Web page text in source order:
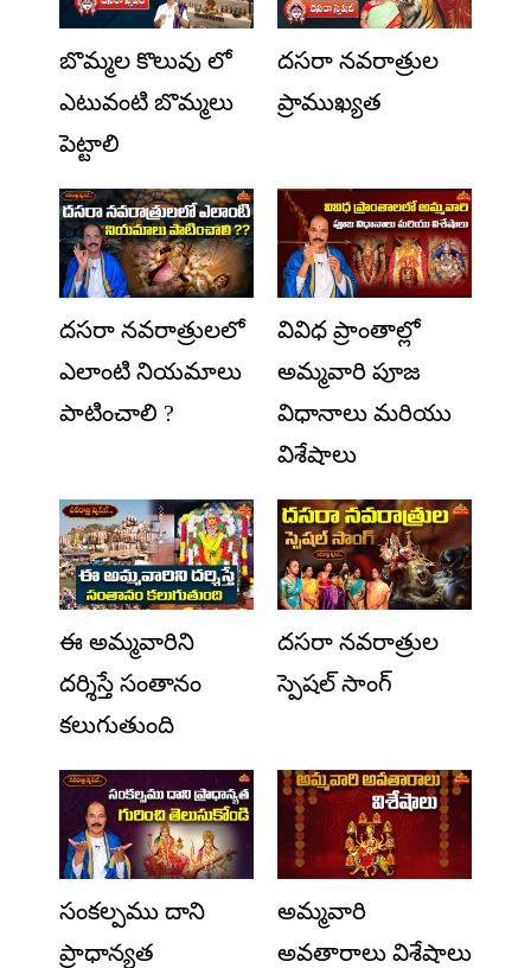
బొమ్మల కొలువు లో
ఎటువంటి బొమ్మలు
పెట్టాలి
దసరా నవరాత్రుల
ప్రాముఖ్యత
దసరా నవరాత్రులలో
ఎలాంటి నియమాలు
పాటించాలి ?
వివిధ ప్రాంతాల్లో
అమ్మవారి పూజ
విధానాలు మరియు
విశేషాలు
ఈ అమ్మవారిని
దర్శిస్తే సంతానం
కలుగుతుంది
దసరా నవరాత్రుల
స్పెషల్ సాంగ్
సంకల్పము దాని
ప్రాధాన్యత
అమ్మవారి
అవతారాలు విశేషాలు